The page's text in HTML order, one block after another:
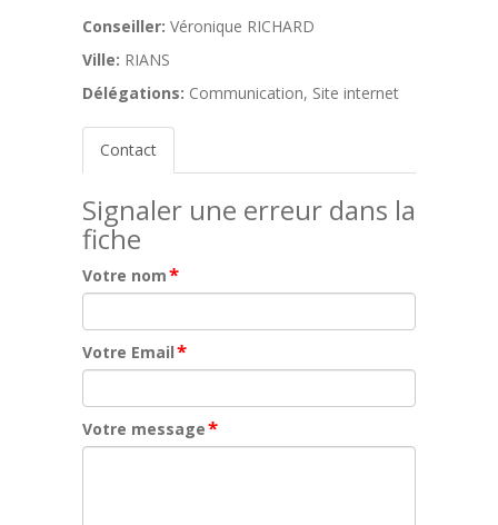
Conseiller: Véronique RICHARD
Ville: RIANS
Délégations: Communication, Site internet
Contact
Signaler une erreur dans la
fiche
Votre nom*
Votre Email*
Votre message*